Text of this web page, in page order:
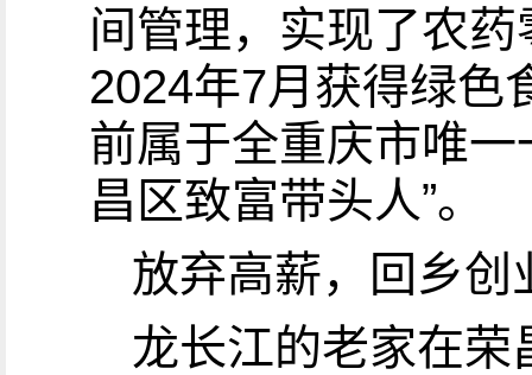
间管理，实现了农
2024年7月获得绿色
前属于全重庆市唯
昌区致富带头人”。
放弃高薪，回乡创
龙长江的老家在